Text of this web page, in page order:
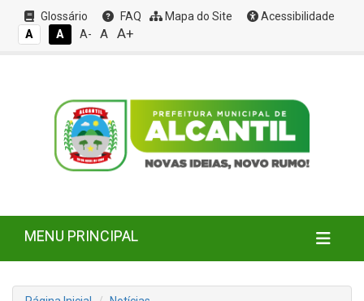
Glossário FAQ Mapa do Site
Acessibilidade
A
A A- A A+
MENU PRINCIPAL